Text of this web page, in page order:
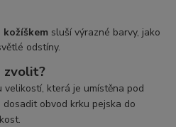
kožíškem sluší výrazné barvy, jako
odstíny.
zvolit?
která je umístěna pod
obvod krku pejska do